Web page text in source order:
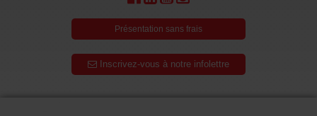
Présentation sans frais
Inscrivez-vous à notre infolettre